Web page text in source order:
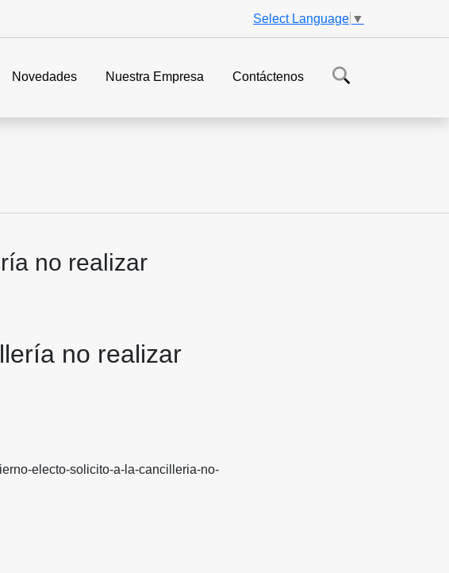
Select Language ▼
Novedades Nuestra Empresa Contáctenos
no realizar
no realizar
electo-solicito-a-la-cancilleria-no-